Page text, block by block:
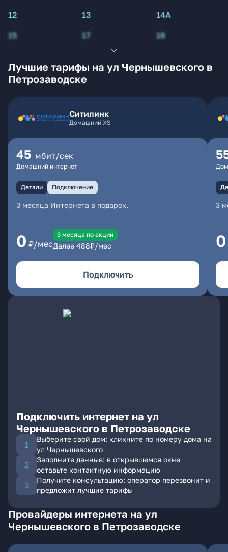
12
13
14А
15
17 18
Лучшие тарифы на ул Чернышевского в
Петрозаводске
Ситилинк
Домашний XS
45 мбит/сек
Домашний интернет
Детали Подключение
3 месяца Интернета в подарок.
0 ₽/мес
3 месяцa по акции
Далее 488₽/мес
Подключить
3
0
Подключить интернет на ул
Чернышевского в Петрозаводске
Выберите свой дом: кликните по номеру дома на
ул Чернышевского
Заполните данные: в открывшемся окне
оставьте контактную информацию
Получите консультацию: оператор перезвонит и
предложит лучшие тарифы
Провайдеры интернета на ул
Чернышевского в Петрозаводске